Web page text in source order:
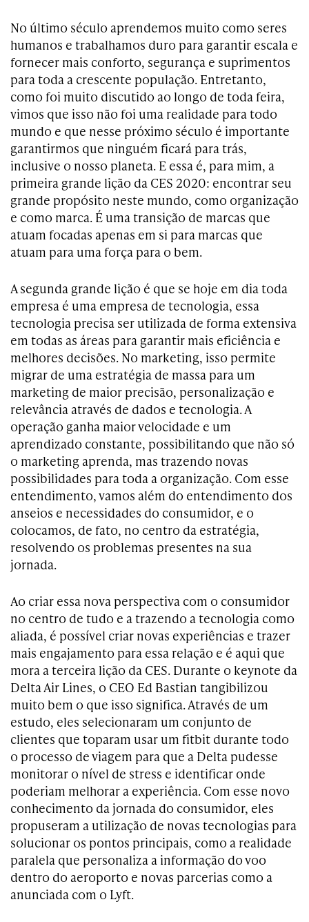
No último século aprendemos muito como seres
humanos e trabalhamos duro para garantir escala e
fornecer mais conforto, segurança e suprimentos
para toda a crescente população. Entretanto,
como foi muito discutido ao longo de toda feira,
vimos que isso não foi uma realidade para todo
mundo e que nesse próximo século é importante
garantirmos que ninguém ficará para trás,
inclusive o nosso planeta. E essa é, para mim, a
primeira grande lição da CES 2020: encontrar seu
grande propósito neste mundo, como organização
e como marca. É uma transição de marcas que
atuam focadas apenas em si para marcas que
atuam para uma força para o bem.
A segunda grande lição é que se hoje em dia toda
empresa é uma empresa de tecnologia, essa
tecnologia precisa ser utilizada de forma extensiva
em todas as áreas para garantir mais eficiência e
melhores decisões. No marketing, isso permite
migrar de uma estratégia de massa para um
marketing de maior precisão, personalização e
relevância através de dados e tecnologia. A
operação ganha maior velocidade e um
aprendizado constante, possibilitando que não só
o marketing aprenda, mas trazendo novas
possibilidades para toda a organização. Com esse
entendimento, vamos além do entendimento dos
anseios e necessidades do consumidor, e o
colocamos, de fato, no centro da estratégia,
resolvendo os problemas presentes na sua
jornada.
Ao criar essa nova perspectiva com o consumidor
no centro de tudo e a trazendo a tecnologia como
aliada, é possível criar novas experiências e trazer
mais engajamento para essa relação e é aqui que
mora a terceira lição da CES. Durante o keynote da
Delta Air Lines, o CEO Ed Bastian tangibilizou
muito bem o que isso significa. Através de um
estudo, eles selecionaram um conjunto de
clientes que toparam usar um fitbit durante todo
o processo de viagem para que a Delta pudesse
monitorar o nível de stress e identificar onde
poderiam melhorar a experiência. Com esse novo
conhecimento da jornada do consumidor, eles
propuseram a utilização de novas tecnologias para
solucionar os pontos principais, como a realidade
paralela que personaliza a informação do voo
dentro do aeroporto e novas parcerias como a
anunciada com o Lyft.